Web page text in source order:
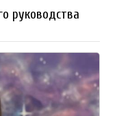
руководства